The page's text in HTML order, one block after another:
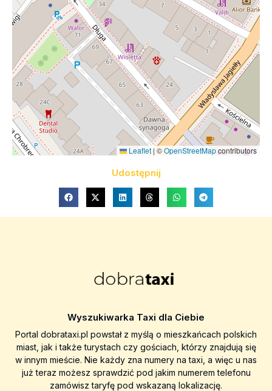
Leaflet|©OpenStreetMapcontributors
Udostępnij
Wyszukiwarka Taxi dla Ciebie
Portal dobrataxi.pl powstał z myślą o mieszkańcach polskich
miast, jak i także turystach czy gościach, którzy znajdują się
w innym mieście. Nie każdy zna numery na taxi, a więc u nas
już teraz możesz sprawdzić pod jakim numerem telefonu
zamówisz taryfę pod wskazaną lokalizację.